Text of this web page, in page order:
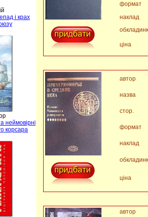
і крах
неймовірні
корсара
формат
наклад
ціна
автор
назва
стор.
формат
наклад
ціна
автор